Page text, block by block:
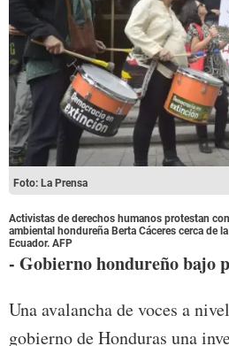
Foto: La Prensa
Activistas de derechos humanos protestan
ambiental hondureña Berta Cáceres cerca de
Ecuador. AFP
- Gobierno hondureño bajo
Una avalancha de voces a
gobierno de Honduras una